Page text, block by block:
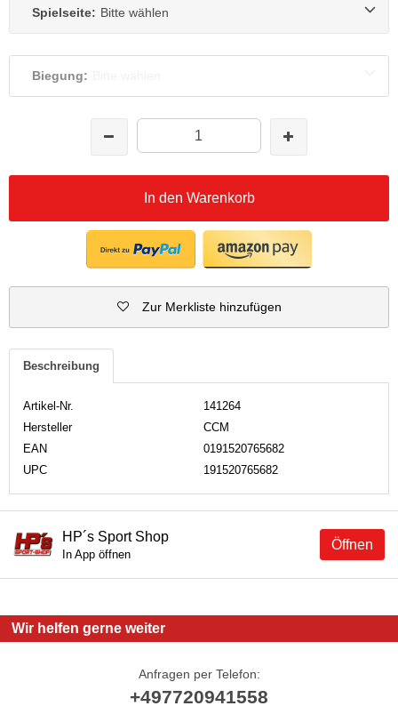
Spielseite: Bitte wählen
Biegung:
In den Warenkorb
Zur Merkliste hinzufügen
Beschreibung
Artikel-Nr.
141264
Hersteller
CCM
EAN
0191520765682
UPC
191520765682
Öffnen
HP´s Sport Shop
In App öffnen
Wir helfen gerne weiter
Anfragen per Telefon:
+497720941558